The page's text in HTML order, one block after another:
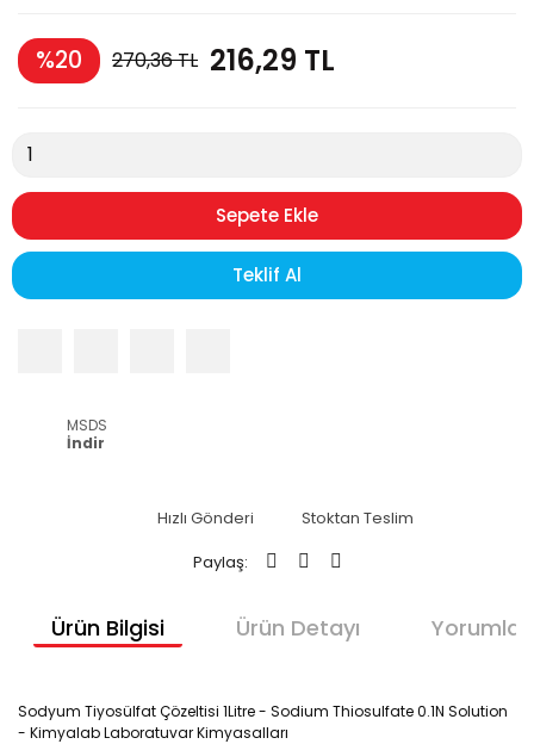
%20 270,36 TL 216,29 TL
Sepete Ekle
Teklif Al
MSDS
İndir
Hızlı Gönderi
Stoktan Teslim
Paylaş:
Ürün Bilgisi Ürün Detayı Yorumlar
Sodyum Tiyosülfat Çözeltisi 1Litre - Sodium Thiosulfate 0.1N Solution
- Kimyalab Laboratuvar Kimyasalları